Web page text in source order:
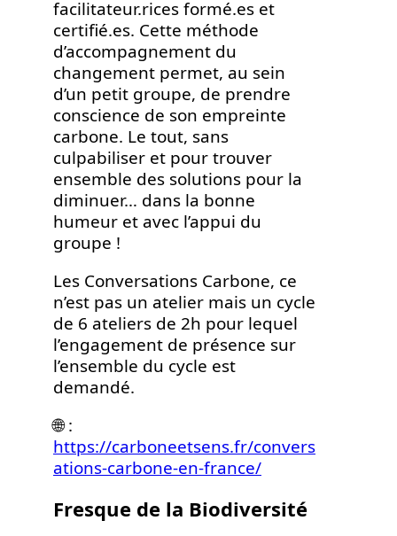
facilitateur.rices formé.es et
certifié.es. Cette méthode
d’accompagnement du
changement permet, au sein
d’un petit groupe, de prendre
conscience de son empreinte
carbone. Le tout, sans
culpabiliser et pour trouver
ensemble des solutions pour la
diminuer… dans la bonne
humeur et avec l’appui du
groupe !
Les Conversations Carbone, ce
n’est pas un atelier mais un cycle
de 6 ateliers de 2h pour lequel
l’engagement de présence sur
l’ensemble du cycle est
demandé.
🌐 :
https://carboneetsens.fr/convers
ations-carbone-en-france/
Fresque de la Biodiversité